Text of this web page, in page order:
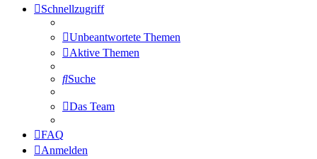
Schnellzugriff
Unbeantwortete Themen
Aktive Themen
Suche
Das Team
FAQ
Anmelden